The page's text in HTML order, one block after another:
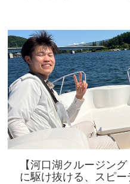
【河口湖クルージン
に駆け抜ける、スピ